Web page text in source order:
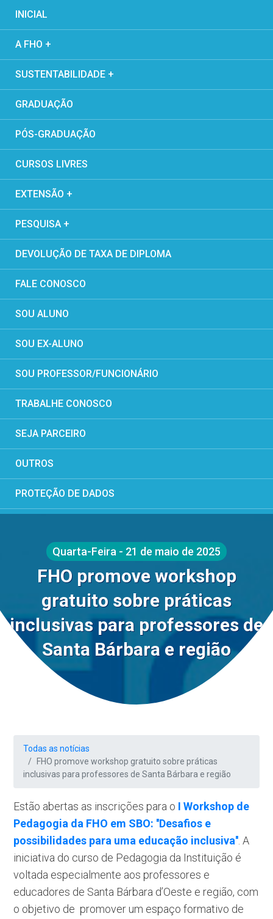
INICIAL
A FHO +
SUSTENTABILIDADE +
GRADUAÇÃO
PÓS-GRADUAÇÃO
CURSOS LIVRES
EXTENSÃO +
PESQUISA +
DEVOLUÇÃO DE TAXA DE DIPLOMA
FALE CONOSCO
SOU ALUNO
SOU EX-ALUNO
SOU PROFESSOR/FUNCIONÁRIO
TRABALHE CONOSCO
SEJA PARCEIRO
OUTROS
PROTEÇÃO DE DADOS
Quarta-Feira - 21 de maio de 2025
FHO promove workshop
gratuito sobre práticas
inclusivas para professores de
Santa Bárbara e região
Todas as notícias
FHO promove workshop gratuito sobre práticas
inclusivas para professores de Santa Bárbara e região
Estão abertas as inscrições para o I Workshop de
Pedagogia da FHO em SBO: ''Desafios e
possibilidades para uma educação inclusiva'' . A
iniciativa do curso de Pedagogia da Instituição é
voltada especialmente aos professores e
educadores de Santa Bárbara d’Oeste e região, com
o objetivo de promover um espaço formativo de